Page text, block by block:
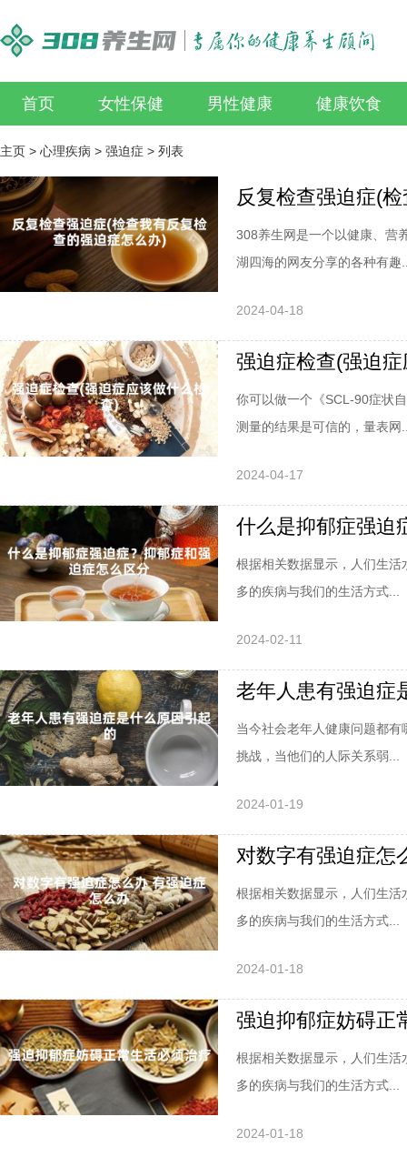
首页 女性保健 男性健康 健康饮食
主页 > 心理疾病 > 强迫症 > 列表
反复检查强迫症(
308养生网是一个以健康、营
湖四海的网友分享的各种有趣
2024-04-18
强迫症检查(强迫
你可以做一个《SCL-90症状
测量的结果是可信的，量表网
2024-04-17
什么是抑郁症强迫
根据相关数据显示，人们生
多的疾病与我们的生活方式...
2024-02-11
老年人患有强迫症
当今社会老年人健康问题都
挑战，当他们的人际关系弱...
2024-01-19
对数字有强迫症怎
根据相关数据显示，人们生
多的疾病与我们的生活方式...
2024-01-18
强迫抑郁症妨碍正
根据相关数据显示，人们生
多的疾病与我们的生活方式...
2024-01-18